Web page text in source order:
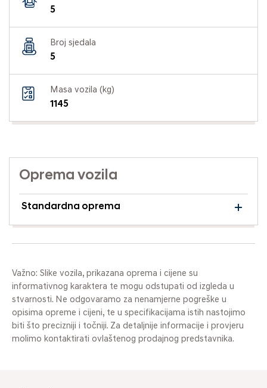
5
Broj sjedala
5
Masa vozila (kg)
1145
Oprema vozila
Standardna oprema
Važno: Slike vozila, prikazana oprema i cijene su
informativnog karaktera te mogu odstupati od izgleda u
stvarnosti. Ne odgovaramo za nenamjerne pogreške u
opisima opreme i cijeni, te u specifikacijama istih nastojimo
biti što precizniji i točniji. Za detaljnije informacije i provjeru
molimo kontaktirati ovlaštenog prodajnog predstavnika.